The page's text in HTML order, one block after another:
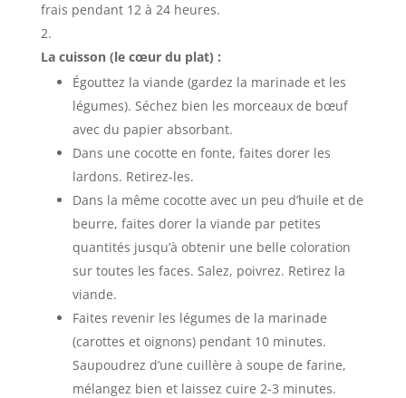
frais pendant 12 à 24 heures.
La cuisson (le cœur du plat) :
Égouttez la viande (gardez la marinade et les
légumes). Séchez bien les morceaux de bœuf
avec du papier absorbant.
Dans une cocotte en fonte, faites dorer les
lardons. Retirez-les.
Dans la même cocotte avec un peu d’huile et de
beurre, faites dorer la viande par petites
quantités jusqu’à obtenir une belle coloration
sur toutes les faces. Salez, poivrez. Retirez la
viande.
Faites revenir les légumes de la marinade
(carottes et oignons) pendant 10 minutes.
Saupoudrez d’une cuillère à soupe de farine,
mélangez bien et laissez cuire 2-3 minutes.